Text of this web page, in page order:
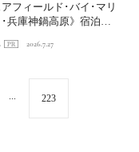
アフィールド･バイ･マリ
兵庫神鍋高原》宿泊特
2026.7.27
223